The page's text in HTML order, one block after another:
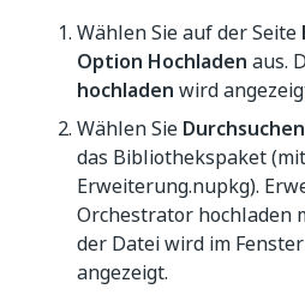
Wählen Sie auf der Seite
Option Hochladen aus.
hochladen wird
Wählen Sie
das Bibliothekspaket
Erweiterung.nupkg).
Orchestrator hochladen
der Datei wird im Fenster
angezeigt.